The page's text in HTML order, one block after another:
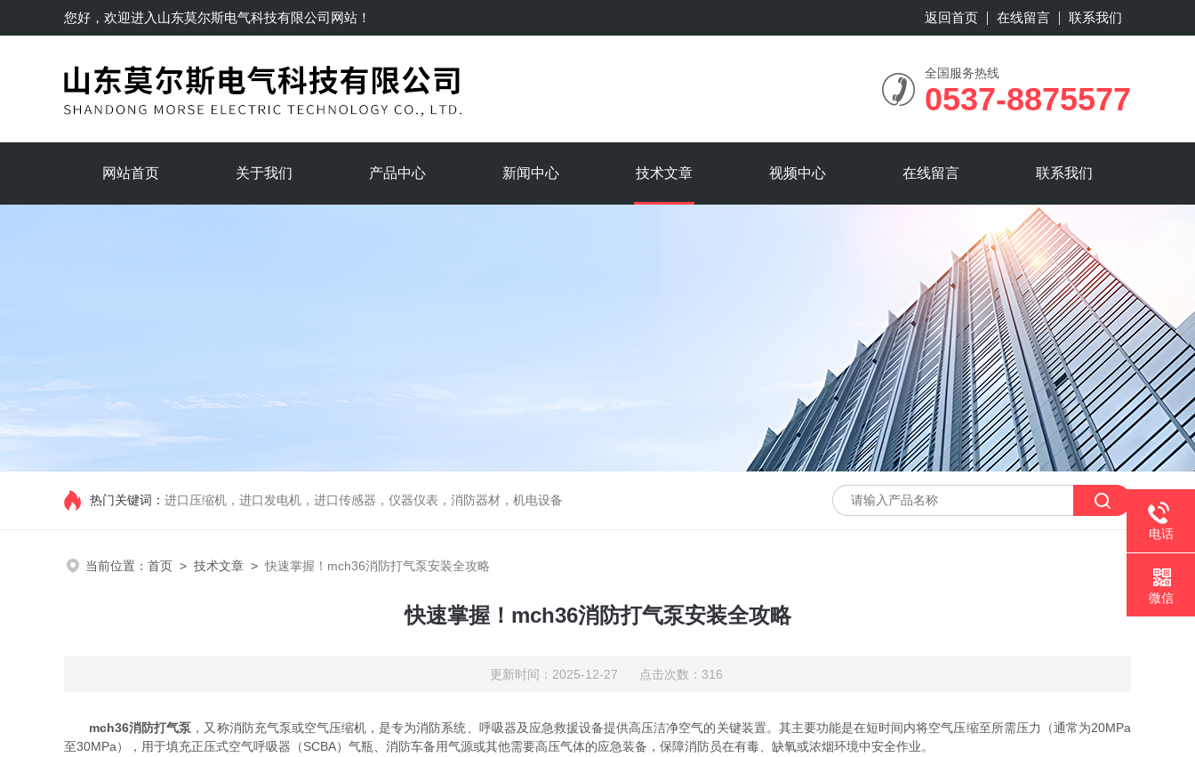
您好，欢迎进入 山东莫尔斯电气科技有限公司网站！ 返回首页 在线留言 联系我们
全国服务热线
0537-8875577
网站首页 关于我们 产品中心 新闻中心 技术文章 视频中心 在线留言 联系我们
热门关键词： 进口压缩机，进口发电机，进口传感器，仪器仪表，消防器材，机电设备
当前位置： 首页 > 技术文章 >快速掌握！mch36消防打气泵安装全攻略
快速掌握！mch36消防打气泵安装全攻略
更新时间：2025-12-27 点击次数：316
mch36消防打气泵 ，又称消防充气泵或空气压缩机，是专为消防系统、呼吸器及应急救援设备提供高压洁净空气的关键装置。其主要功能是在短时间内将空气压缩至所需压力（通常为20MPa
至30MPa），用于填充正压式空气呼吸器（SCBA）气瓶、消防车备用气源或其他需要高压气体的应急装备，保障消防员在有毒、缺氧或浓烟环境中安全作业。
电话
微信